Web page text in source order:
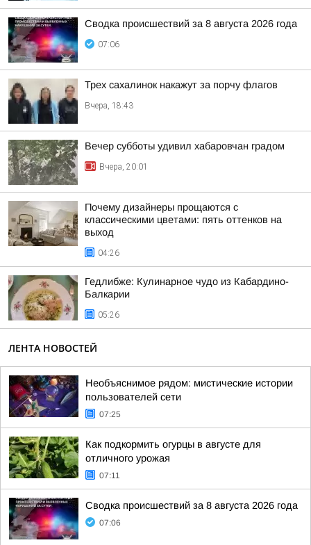
Сводка происшествий за 8 августа 2026 года
07:06
Трех сахалинок накажут за порчу флагов
Вчера, 18:43
Вечер субботы удивил хабаровчан градом
Вчера, 20:01
Почему дизайнеры прощаются с
классическими цветами: пять оттенков на
выход
04:26
Гедлибже: Кулинарное чудо из Кабардино-
Балкарии
05:26
ЛЕНТА НОВОСТЕЙ
Необъяснимое рядом: мистические истории
пользователей сети
07:25
Как подкормить огурцы в августе для
отличного урожая
07:11
Сводка происшествий за 8 августа 2026 года
07:06